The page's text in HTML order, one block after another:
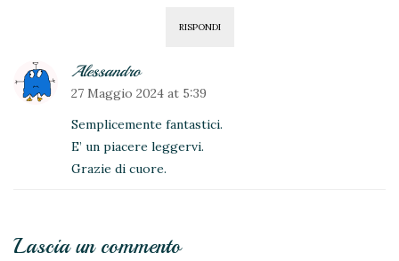
RISPONDI
Alessandro
27 Maggio 2024 at 5:39
Semplicemente fantastici.
E’ un piacere leggervi.
Grazie di cuore.
Lascia un commento